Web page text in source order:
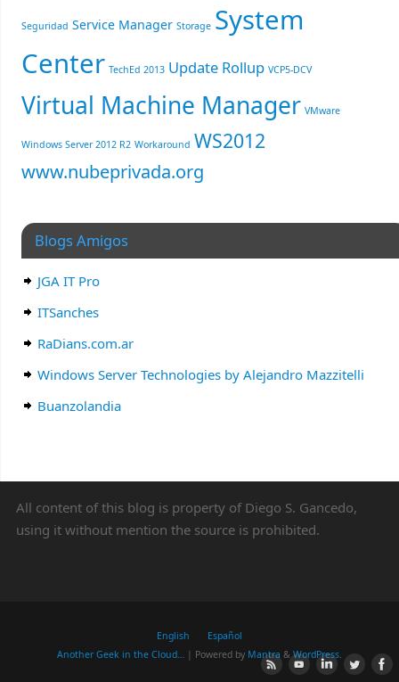
Seguridad Service Manager Storage System
Center TechEd 2013 Update Rollup VCP5-DCV
Virtual Machine Manager VMware
Windows Server 2012 R2 Workaround WS2012
www.nubeprivada.org
Blogs Amigos
JGA IT Pro
ITSanches
RaDians.com.ar
Windows Server Technologies by Alejandro Mazzitelli
Buanzolandia
All content of this blog is property of Diego S. Gancedo,
using it without mention the source is prohibited.
English
Español
Another Geek in the Cloud…
| Powered by Mantra &WordPress.